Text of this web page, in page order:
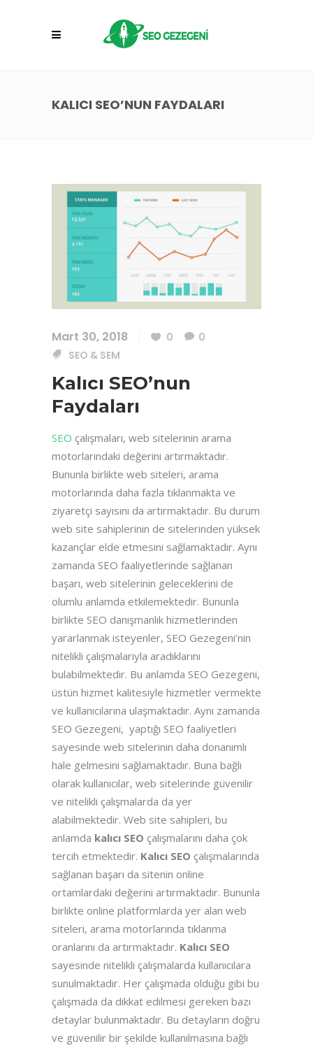
KALICI SEO’NUN FAYDALARI
Mart 30, 2018 0
0
SEO & SEM
Kalıcı SEO’nun
Faydaları
SEO çalışmaları, web sitelerinin arama
motorlarındaki değerini artırmaktadır.
Bununla birlikte web siteleri, arama
motorlarında daha fazla tıklanmakta ve
ziyaretçi sayısını da artırmaktadır. Bu durum
web site sahiplerinin de sitelerinden yüksek
kazançlar elde etmesini sağlamaktadır. Aynı
zamanda SEO faaliyetlerinde sağlanan
başarı, web sitelerinin geleceklerini de
olumlu anlamda etkilemektedir. Bununla
birlikte SEO danışmanlık hizmetlerinden
yararlanmak isteyenler, SEO Gezegeni’nin
nitelikli çalışmalarıyla aradıklarını
bulabilmektedir. Bu anlamda SEO Gezegeni,
üstün hizmet kalitesiyle hizmetler vermekte
ve kullanıcılarına ulaşmaktadır. Aynı zamanda
SEO Gezegeni, yaptığı SEO faaliyetleri
sayesinde web sitelerinin daha donanımlı
hale gelmesini sağlamaktadır. Buna bağlı
olarak kullanıcılar, web sitelerinde güvenilir
ve nitelikli çalışmalarda da yer
alabilmektedir. Web site sahipleri, bu
anlamda kalıcı SEO çalışmalarını daha çok
tercih etmektedir. Kalıcı SEO çalışmalarında
sağlanan başarı da sitenin online
ortamlardaki değerini artırmaktadır. Bununla
birlikte online platformlarda yer alan web
siteleri, arama motorlarında tıklanma
oranlarını da artırmaktadır. Kalıcı SEO
sayesinde nitelikli çalışmalarda kullanıcılara
sunulmaktadır. Her çalışmada olduğu gibi bu
çalışmada da dikkat edilmesi gereken bazı
detaylar bulunmaktadır. Bu detayların doğru
ve güvenilir bir şekilde kullanılmasına bağlı